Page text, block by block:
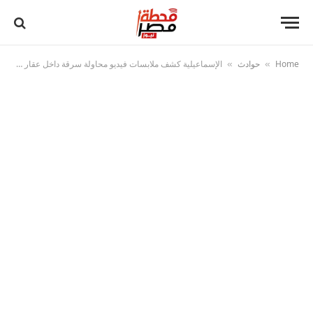
Home
» حوادث » الإسماعيلية كشف ملابسات فيديو محاولة سرقة داخل عقار وضبط المتهم